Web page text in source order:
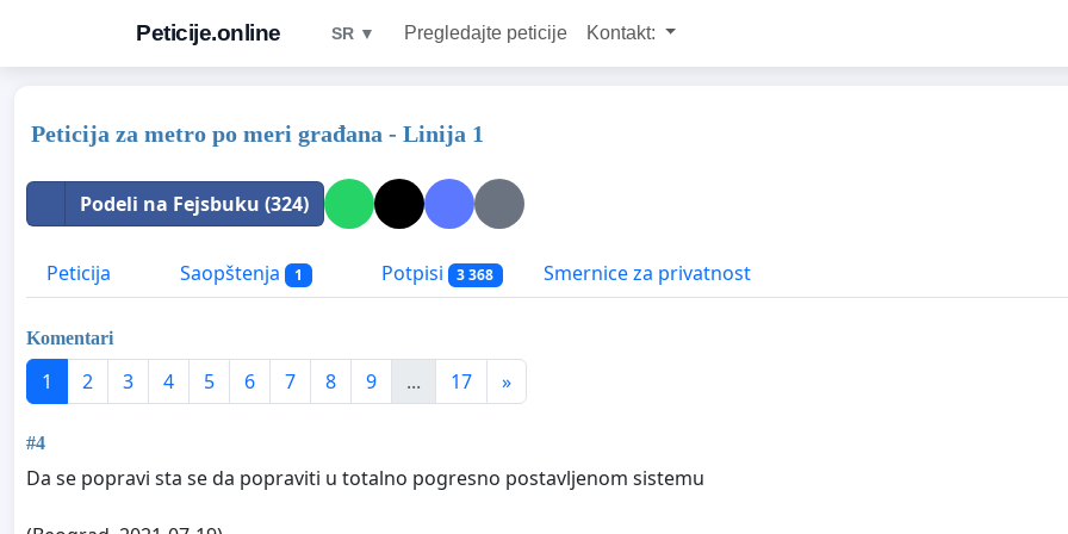
Peticije.online SR ▼ Pregledajte peticije Kontakt:
Peticija za metro po meri građana - Linija 1
Podeli na Fejsbuku (324)
Peticija Saopštenja 1 Potpisi 3 368 Smernice za privatnost
Komentari
1 2 3 4 5 6 7 8 9 ... 17 »
#4
Da se popravi sta se da popraviti u totalno pogresno postavljenom sistemu